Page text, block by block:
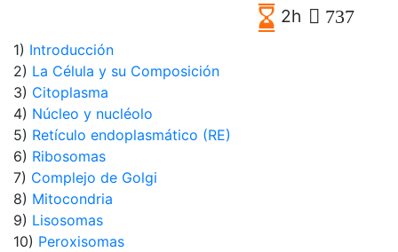
2h 737
1) Introducción
2) La Célula y su Composición
3) Citoplasma
4) Núcleo y nucléolo
5) Retículo endoplasmático (RE)
6) Ribosomas
7) Complejo de Golgi
8) Mitocondria
9) Lisosomas
10) Peroxisomas